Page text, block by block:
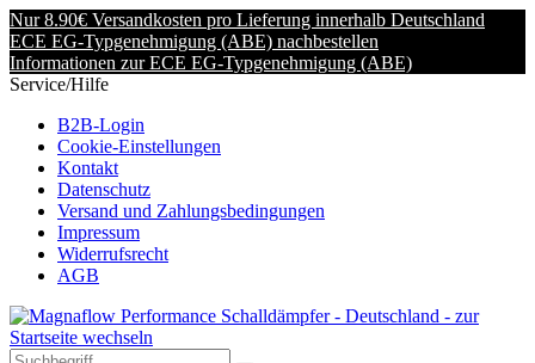
Nur 8.90€ Versandkosten pro Lieferung innerhalb Deutschland
ECE EG-Typgenehmigung (ABE) nachbestellen
Informationen zur ECE EG-Typgenehmigung (ABE)
Service/Hilfe
B2B-Login
Cookie-Einstellungen
Kontakt
Datenschutz
Versand und Zahlungsbedingungen
Impressum
Widerrufsrecht
AGB